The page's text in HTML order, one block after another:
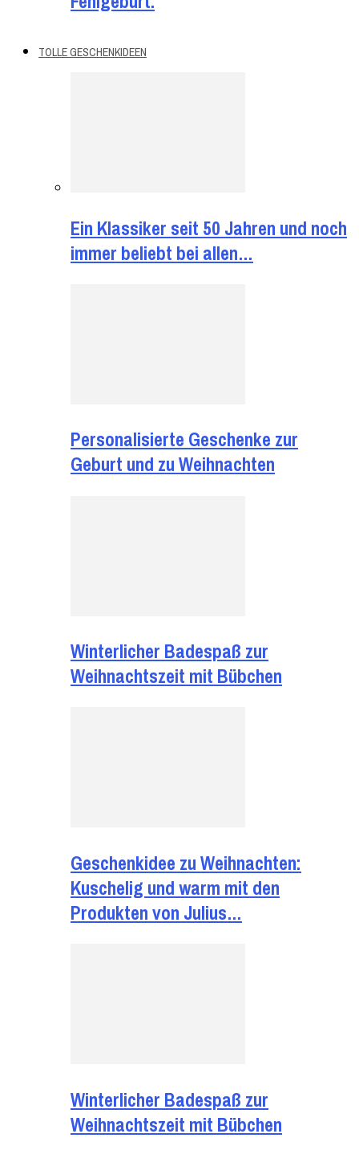
TOLLE GESCHENKIDEEN
Ein Klassiker seit 50 Jahren und noch
immer beliebt bei allen…
Personalisierte Geschenke zur
Geburt und zu Weihnachten
Winterlicher Badespaß zur
Weihnachtszeit mit Bübchen
Geschenkidee zu Weihnachten:
Kuschelig und warm mit den
Produkten von Julius…
Winterlicher Badespaß zur
Weihnachtszeit mit Bübchen